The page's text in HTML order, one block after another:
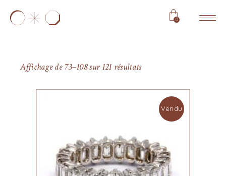
0
Affichage de 73–108 sur 121 résultats
Vendu